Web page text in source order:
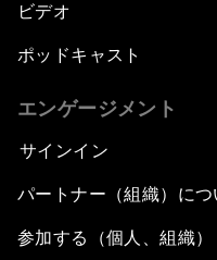
ビデオ
ポッドキャスト
エンゲージメント
サインイン
パートナー（組織）につ
参加する（個人、組織）